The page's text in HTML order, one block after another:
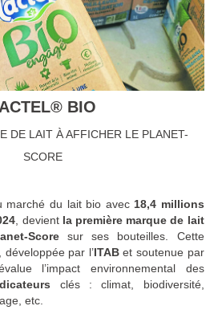
BIO
DE LAIT À AFFICHER LE PLANET-
SCORE
marché du lait bio avec 18,4 millions
, devient la première marque de lait
Score sur ses bouteilles. Cette
par l’ITABet soutenue par
l’impact environnemental des
clés : climat, biodiversité,
etc.